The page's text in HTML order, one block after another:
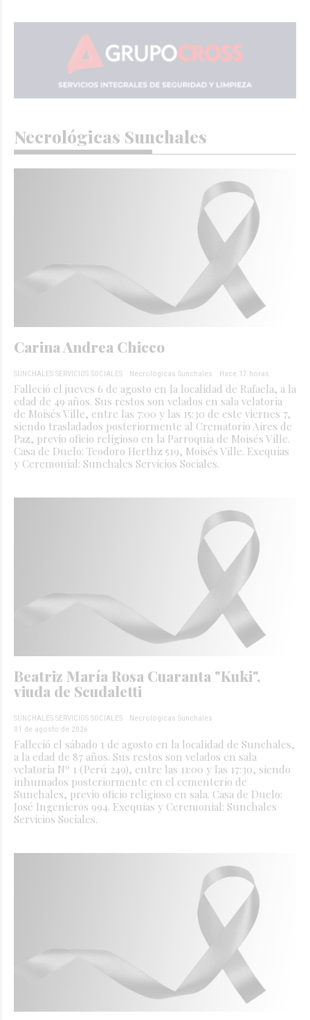
Necrológicas Sunchales
Carina Andrea Chicco
SUNCHALES SERVICIOS SOCIALES Necrológicas Sunchales Hace 17 horas
Falleció el jueves 6 de agosto en la localidad de Rafaela, a la
edad de 49 años. Sus restos son velados en sala velatoria
de Moisés Ville, entre las 7:00 y las 15:30 de este viernes 7,
siendo trasladados posteriormente al Crematorio Aires de
Paz, previo oficio religioso en la Parroquia de Moisés Ville.
Casa de Duelo: Teodoro Herthz 519, Moisés Ville. Exequias
y Ceremonial: Sunchales Servicios Sociales.
Beatriz María Rosa Cuaranta "Kuki",
viuda de Scudaletti
SUNCHALES SERVICIOS SOCIALES
Necrológicas Sunchales
01 de agosto de 2026
Falleció el sábado 1 de agosto en la localidad de Sunchales,
a la edad de 87 años. Sus restos son velados en sala
velatoria Nº 1 (Perú 249), entre las 11:00 y las 17:30, siendo
inhumados posteriormente en el cementerio de
Sunchales, previo oficio religioso en sala. Casa de Duelo:
José Ingenieros 994. Exequias y Ceremonial: Sunchales
Servicios Sociales.